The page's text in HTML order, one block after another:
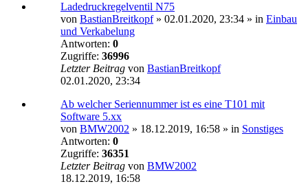
Ladedruckregelventil N75
von BastianBreitkopf» 02.01.2020, 23:34 » in Einbau
und Verkabelung
Antworten: 0
Zugriffe: 36996
Letzter Beitrag von BastianBreitkopf
02.01.2020, 23:34
Ab welcher Seriennummer ist es eine T101 mit
Software 5.xx
von BMW2002 » 18.12.2019, 16:58 » in Sonstiges
Antworten: 0
Zugriffe: 36351
Letzter Beitrag von BMW2002
18.12.2019, 16:58